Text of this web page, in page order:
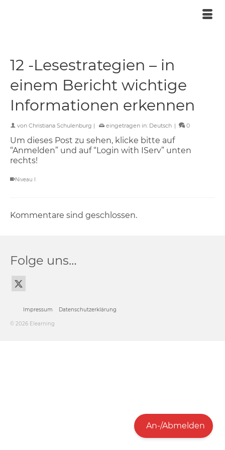
12 -Lesestrategien – in
einem Bericht wichtige
Informationen erkennen
von Christiana Schulenburg | eingetragen in: Deutsch | 0
Um dieses Post zu sehen, klicke bitte auf
“Anmelden” und auf “Login with IServ” unten
rechts!
Niveau I
Kommentare sind geschlossen.
Folge uns…
Impressum Datenschutzerklärung
© 2026 Elearning
An-/Abmelden